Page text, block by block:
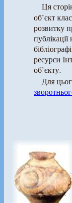
Ця
об’єкт
розвитку
ресурси
об’єкту.
Для